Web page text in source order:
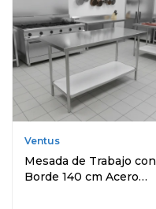
Ventus
Mesada de Trabajo con
Borde 140 cm Acero